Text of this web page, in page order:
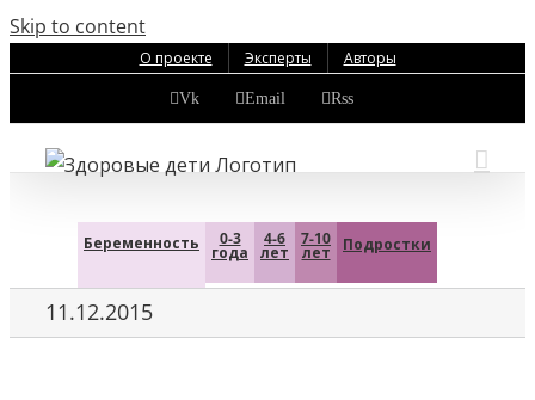
Skip to content
О проекте Эксперты Авторы
Vk Email Rss
Беременность 0-3
года
4-6
лет
7-10
лет Подростки
11.12.2015